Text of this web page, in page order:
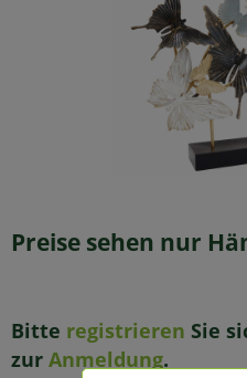
Preise sehen nur
Bitte registrieren Sie
zur Anmeldung.